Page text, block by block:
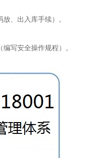
、出入库手续）。
写安全操作规程）。